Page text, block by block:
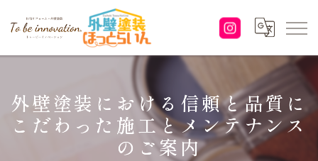
外壁塗装における信頼と品質に
こだわった施工とメンテナンス
のご案内